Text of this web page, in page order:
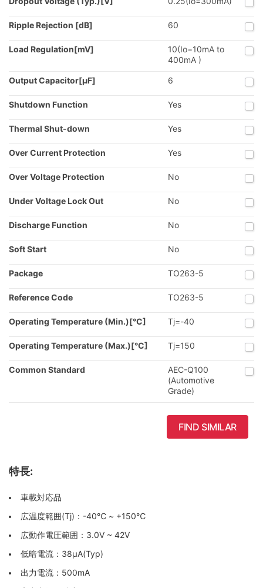
Ripple Rejection [dB] 60
Load Regulation[mV]
10(Io=10mA to
400mA )
Output Capacitor[µF] 6
Shutdown Function Yes
Thermal Shut-down Yes
Over Current Protection Yes
Over Voltage Protection No
Under Voltage Lock Out No
Discharge Function No
Soft Start No
Package TO263-5
Reference Code TO263-5
Operating Temperature (Min.)[°C] Tj=-40
Operating Temperature (Max.)[°C] Tj=150
Common Standard
AEC-Q100
(Automotive
Grade)
FIND SIMILAR
特長:
車載対応品
広温度範囲(Tj)：-40℃ ~ +150℃
広動作電圧範囲：3.0V ~ 42V
低暗電流：38µA(Typ)
出力電流：500mA